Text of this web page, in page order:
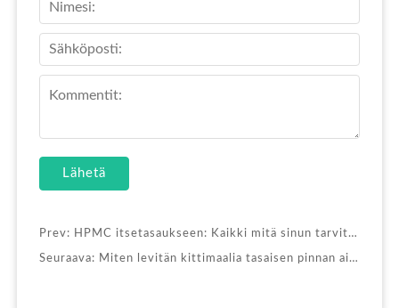
Lähetä
Prev: HPMC itsetasaukseen: Kaikki mitä sinun tarvitsee tietää
Seuraava: Miten levitän kittimaalia tasaisen pinnan aikaansaamiseksi?